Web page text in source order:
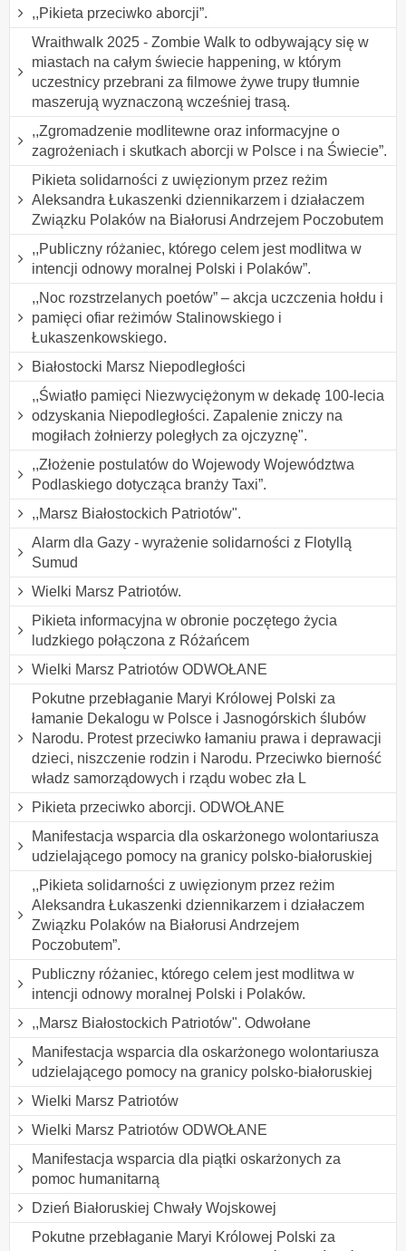
,,Pikieta przeciwko aborcji”.
Wraithwalk 2025 - Zombie Walk to odbywający się w
miastach na całym świecie happening, w którym
uczestnicy przebrani za filmowe żywe trupy tłumnie
maszerują wyznaczoną wcześniej trasą.
,,Zgromadzenie modlitewne oraz informacyjne o
zagrożeniach i skutkach aborcji w Polsce i na Świecie”.
Pikieta solidarności z uwięzionym przez reżim
Aleksandra Łukaszenki dziennikarzem i działaczem
Związku Polaków na Białorusi Andrzejem Poczobutem
,,Publiczny różaniec, którego celem jest modlitwa w
intencji odnowy moralnej Polski i Polaków”.
,,Noc rozstrzelanych poetów” – akcja uczczenia hołdu i
pamięci ofiar reżimów Stalinowskiego i
Łukaszenkowskiego.
Białostocki Marsz Niepodległości
,,Światło pamięci Niezwyciężonym w dekadę 100-lecia
odzyskania Niepodległości. Zapalenie zniczy na
mogiłach żołnierzy poległych za ojczyznę".
,,Złożenie postulatów do Wojewody Województwa
Podlaskiego dotycząca branży Taxi”.
,,Marsz Białostockich Patriotów".
Alarm dla Gazy - wyrażenie solidarności z Flotyllą
Sumud
Wielki Marsz Patriotów.
Pikieta informacyjna w obronie poczętego życia
ludzkiego połączona z Różańcem
Wielki Marsz Patriotów ODWOŁANE
Pokutne przebłaganie Maryi Królowej Polski za
łamanie Dekalogu w Polsce i Jasnogórskich ślubów
Narodu. Protest przeciwko łamaniu prawa i deprawacji
dzieci, niszczenie rodzin i Narodu. Przeciwko bierność
władz samorządowych i rządu wobec zła L
Pikieta przeciwko aborcji. ODWOŁANE
Manifestacja wsparcia dla oskarżonego wolontariusza
udzielającego pomocy na granicy polsko-białoruskiej
,,Pikieta solidarności z uwięzionym przez reżim
Aleksandra Łukaszenki dziennikarzem i działaczem
Związku Polaków na Białorusi Andrzejem
Poczobutem”.
Publiczny różaniec, którego celem jest modlitwa w
intencji odnowy moralnej Polski i Polaków.
,,Marsz Białostockich Patriotów". Odwołane
Manifestacja wsparcia dla oskarżonego wolontariusza
udzielającego pomocy na granicy polsko-białoruskiej
Wielki Marsz Patriotów
Wielki Marsz Patriotów ODWOŁANE
Manifestacja wsparcia dla piątki oskarżonych za
pomoc humanitarną
Dzień Białoruskiej Chwały Wojskowej
Pokutne przebłaganie Maryi Królowej Polski za